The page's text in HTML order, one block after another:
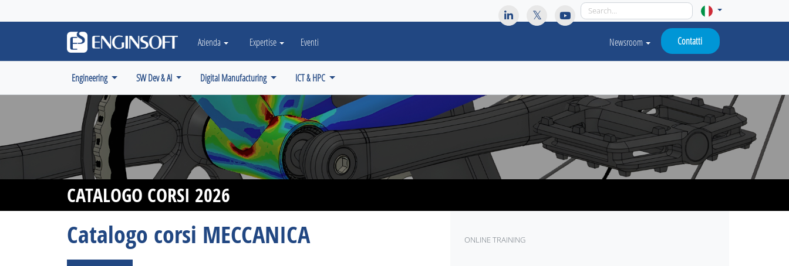
Azienda Expertise Eventi Newsroom Contatti
Engineering SW Dev & AI Digital Manufacturing ICT & HPC
CATALOGO CORSI 2026
Catalogo corsi MECCANICA ONLINE TRAINING
May we use cookies to track your activities? We take your privacy very seriously. Please see our privacy policy for details and any questions. No